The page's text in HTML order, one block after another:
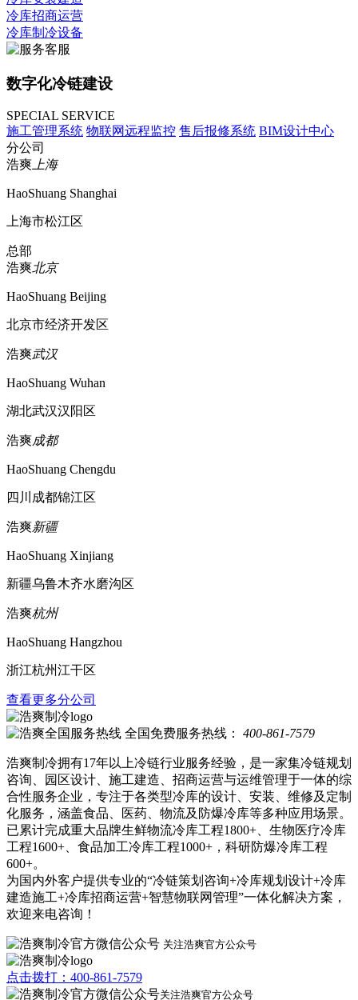
冷库招商运营
冷库制冷设备
数字化冷链建设
SPECIAL SERVICE
施工管理系统 物联网远程监控 售后报修系统 BIM设计中心
分公司
浩爽上海
HaoShuang Shanghai
上海市松江区
总部
浩爽北京
HaoShuang Beijing
北京市经济开发区
浩爽武汉
HaoShuang Wuhan
湖北武汉汉阳区
浩爽成都
HaoShuang Chengdu
四川成都锦江区
浩爽新疆
HaoShuang Xinjiang
新疆乌鲁木齐水磨沟区
浩爽杭州
HaoShuang Hangzhou
浙江杭州江干区
查看更多分公司
全国免费服务热线： 400-861-7579
浩爽制冷拥有17年以上冷链行业服务经验，是一家集冷链规划
咨询、园区设计、施工建造、招商运营与运维管理于一体的综
合性服务企业，专注于各类型冷库的设计、安装、维修及定制
化服务，涵盖食品、医药、物流及防爆冷库等多种应用场景。
已累计完成重大品牌生鲜物流冷库工程1800+、生物医疗冷库
工程1600+、食品加工冷库工程1000+，科研防爆冷库工程
600+。
为国内外客户提供专业的“冷链策划咨询+冷库规划设计+冷库
建造施工+冷库招商运营+智慧物联网管理”一体化解决方案，
欢迎来电咨询！
关注浩爽官方公众号
点击拨打：400-861-7579
关注浩爽官方公众号